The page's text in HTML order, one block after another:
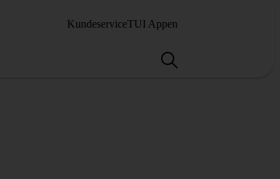
KundeserviceTUI Appen